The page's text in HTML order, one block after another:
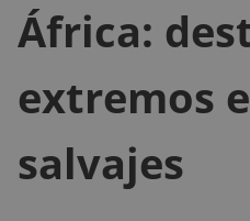
África:
extremos
salvajes